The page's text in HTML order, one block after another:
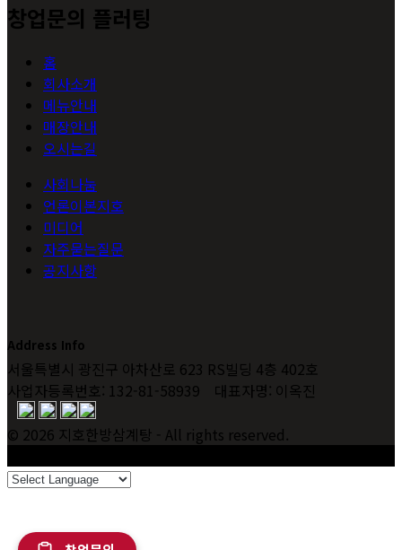
창업문의 플러팅
홈
회사소개
메뉴안내
매장안내
오시는길
사회나눔
언론이본지호
미디어
자주묻는질문
공지사항
Address Info
서울특별시 광진구 아차산로 623 RS빌딩 4층 402호
사업자등록번호: 132-81-58939 대표자명: 이옥진
© 2026 지호한방삼계탕 - All rights reserved.